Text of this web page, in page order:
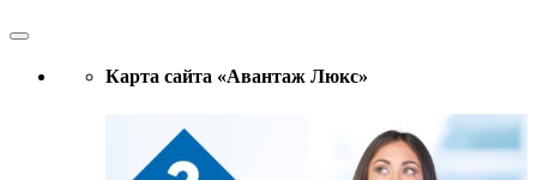
Карта сайта «Авантаж Люкс»